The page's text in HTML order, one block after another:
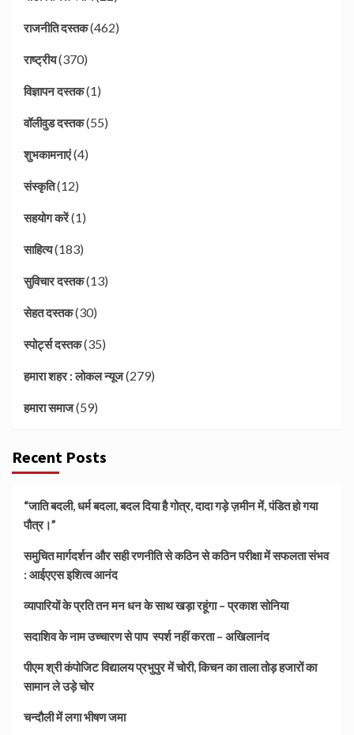
राजनीति दस्तक(462)
राष्ट्रीय(370)
विज्ञापन दस्तक(1)
वॉलीवुड दस्तक(55)
शुभकामनाएं(4)
संस्कृति(12)
सहयोग करें(1)
साहित्य(183)
सुविचार दस्तक(13)
सेहत दस्तक(30)
स्पोर्ट्स दस्तक(35)
हमारा शहर : लोकल न्यूज(279)
हमारा समाज(59)
Recent Posts
“जाति बदली, धर्म बदला, बदल दिया है गोत्र, दादा गड़े ज़मीन में, पंडित हो गया
पौत्र।”
समुचित मार्गदर्शन और सही रणनीति से कठिन से कठिन परीक्षा में सफलता संभव
: आईएएस इशित्व आनंद
व्यापारियों के प्रति तन मन धन के साथ खड़ा रहूंगा – प्रकाश सोनिया
सदाशिव के नाम उच्चारण से पाप स्पर्श नहीं करता – अखिलानंद
पीएम श्री कंपोजिट विद्यालय प्रभुपुर में चोरी, किचन का ताला तोड़ हजारों का
सामान ले उड़े चोर
चन्दौली में लगा भीषण जमा